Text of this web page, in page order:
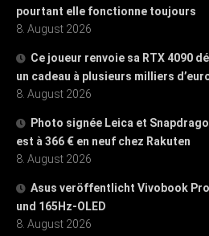
pourtant elle fonctionne toujours
8. August 2026
Ce joueur renvoie sa RTX 4090
un cadeau à plusieurs milliers
8. August 2026
Photo signée Leica et
est à 366 € en neuf chez Rakuten
8. August 2026
Asus veröffentlicht Vivobook Pro
und 165Hz-OLED
8. August 2026